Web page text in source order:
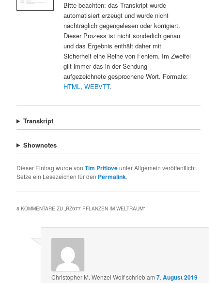
Bitte beachten: das Transkript wurde
automatisiert erzeugt und wurde nicht
nachträglich gegengelesen oder korrigiert.
Dieser Prozess ist nicht sonderlich genau
und das Ergebnis enthält daher mit
Sicherheit eine Reihe von Fehlern. Im Zweifel
gilt immer das in der Sendung
aufgezeichnete gesprochene Wort. Formate:
HTML, WEBVTT.
Transkript
Shownotes
Dieser Eintrag wurde vonTim Pritloveunter Allgemein veröffentlicht.
Setze ein Lesezeichen für den Permalink.
8 KOMMENTARE ZU „ RZ077 PFLANZEN IM WELTRAUM“
Christopher M. Wenzel Wolfschriebam7. August 2019